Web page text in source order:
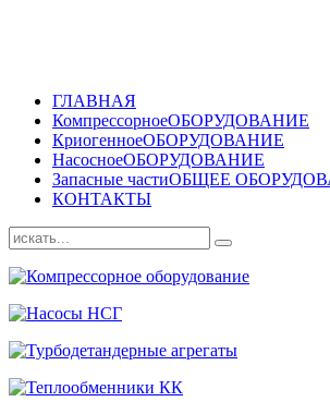
ГЛАВНАЯ
КомпрессорноеОБОРУДОВАНИЕ
КриогенноеОБОРУДОВАНИЕ
НасосноеОБОРУДОВАНИЕ
Запасные частиОБЩЕЕ
КОНТАКТЫ